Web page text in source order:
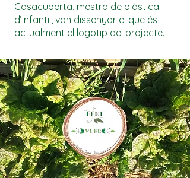
Casacuberta, mestra de plàstica
d’infantil, van dissenyar el que és
actualment el logotip del projecte.